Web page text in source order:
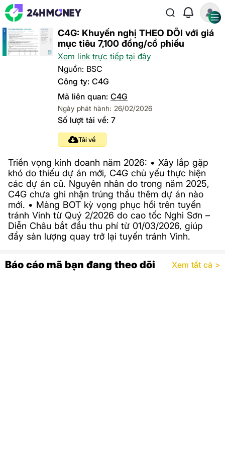
C4G: Khuyến nghị THEO DÕI với giá
mục tiêu 7,100 đồng/cổ phiếu
Xem link trực tiếp tại đây
Nguồn: BSC
Công ty: C4G
Mã liên quan: C4G
Ngày phát hành: 26/02/2026
Số lượt tải về: 7
Tải về
Triển vọng kinh doanh năm 2026: • Xây lắp gặp
khó do thiếu dự án mới, C4G chủ yếu thực hiện
các dự án cũ. Nguyên nhân do trong năm 2025,
C4G chưa ghi nhận trúng thầu thêm dự án nào
mới. • Mảng BOT kỳ vọng phục hồi trên tuyến
tránh Vinh từ Quý 2/2026 do cao tốc Nghi Sơn –
Diễn Châu bắt đầu thu phí từ 01/03/2026, giúp
đẩy sản lượng quay trở lại tuyến tránh Vinh.
Báo cáo mã bạn đang theo dõi Xem tất cả >